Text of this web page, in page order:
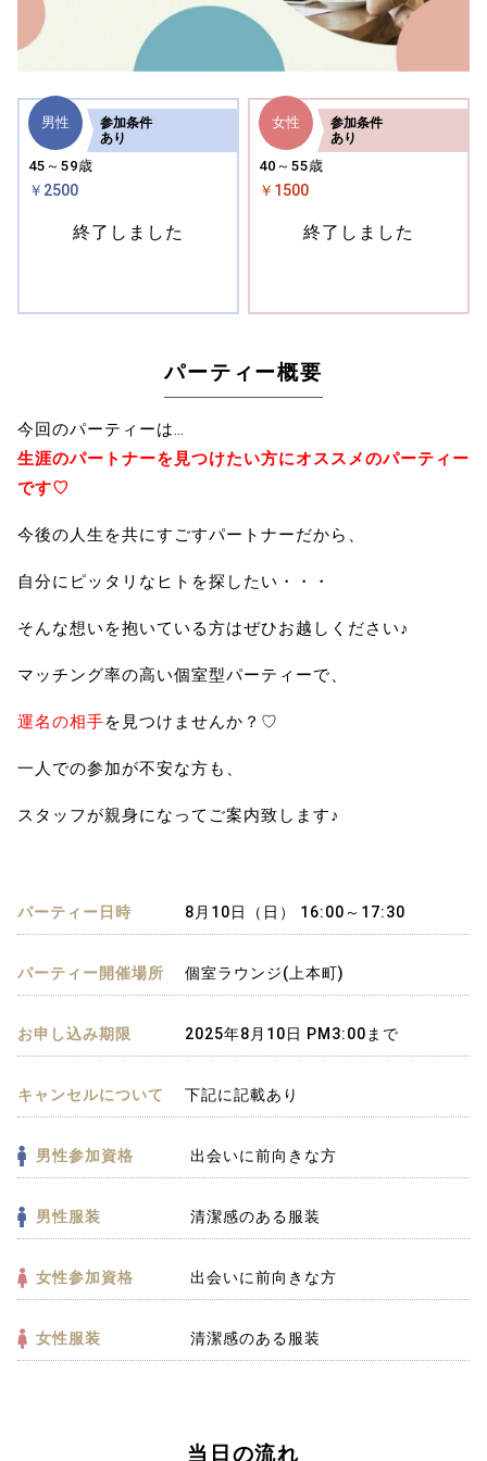
男性
45～59歳
￥2500
参加条件
あり
終了しました
女性
40～55歳
￥1500
参加条件
あり
終了しました
パーティー概要
今回のパーティーは…
生涯のパートナーを見つけたい方にオススメのパーティー
です♡
今後の人生を共にすごすパートナーだから、
自分にピッタリなヒトを探したい・・・
そんな想いを抱いている方はぜひお越しください♪
マッチング率の高い個室型パーティーで、
運名の相手を見つけませんか？♡
一人での参加が不安な方も、
スタッフが親身になってご案内致します♪
パーティー日時 8月10日（日） 16:00～17:30
パーティー開催場所 個室ラウンジ(上本町)
お申し込み期限 2025年8月10日 PM3:00まで
キャンセルについて 下記に記載あり
男性参加資格 出会いに前向きな方
男性服装 清潔感のある服装
女性参加資格 出会いに前向きな方
女性服装 清潔感のある服装
当日の流れ